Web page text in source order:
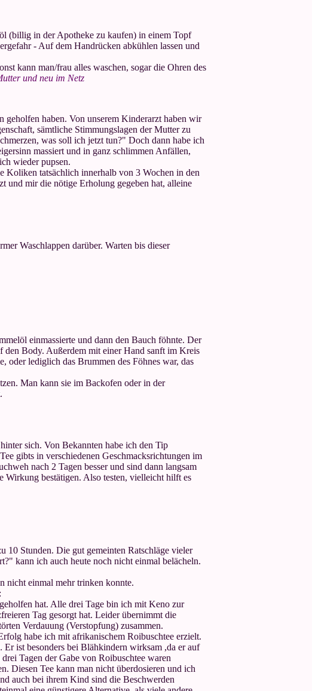
(billig in der Apotheke zu kaufen) in einem Topf
- Auf dem Handrücken abkühlen lassen und
kann man/frau alles waschen, sogar die Ohren des
und neu im Netz
geholfen haben. Von unserem Kinderarzt haben wir
sämtliche Stimmungslagen der Mutter zu
was soll ich jetzt tun?" Doch dann habe ich
massiert und in ganz schlimmen Anfällen,
wieder pupsen.
tatsächlich innerhalb von 3 Wochen in den
und mir die nötige Erholung gegeben hat, alleine
Waschlappen darüber. Warten bis dieser
einmassierte und dann den Bauch föhnte. Der
den Body. Außerdem mit einer Hand sanft im Kreis
oder lediglich das Brummen des Föhnes war, das
Man kann sie im Backofen oder in der
sich. Von Bekannten habe ich den Tip
gibts in verschiedenen Geschmacksrichtungen im
nach 2 Tagen besser und sind dann langsam
Wirkung bestätigen. Also testen, vielleicht hilft es
10 Stunden. Die gut gemeinten Ratschläge vieler
kann ich auch heute noch nicht einmal belächeln.
nicht einmal mehr trinken konnte.
hat. Alle drei Tage bin ich mit Keno zur
Tag gesorgt hat. Leider übernimmt die
Verdauung (Verstopfung) zusammen.
habe ich mit afrikanischem Roibuschtee erzielt.
ist besonders bei Blähkindern wirksam ,da er auf
Tagen der Gabe von Roibuschtee waren
Diesen Tee kann man nicht überdosieren und ich
auch bei ihrem Kind sind die Beschwerden